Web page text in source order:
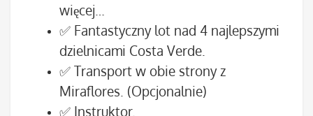
więcej…
✅ Fantastyczny lot nad 4 najlepszymi
dzielnicami Costa Verde.
✅ Transport w obie strony z
Miraflores. (Opcjonalnie)
✅ Instruktor.